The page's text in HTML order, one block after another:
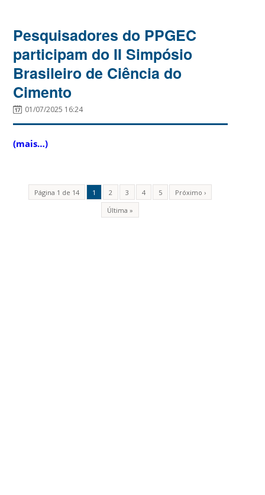
Pesquisadores do PPGEC
participam do II Simpósio
Brasileiro de Ciência do
Cimento
01/07/2025 16:24
(mais…)
Página 1 de 14 1 2 3 4 5
Próximo ›
Última »